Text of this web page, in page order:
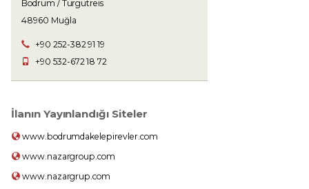
Bodrum / Turgutreis
48960 Muğla
+90 252-382 91 19
+90 532-672 18 72
İlanın Yayınlandığı Siteler
www.bodrumdakelepirevler.com
www.nazargroup.com
www.nazargrup.com